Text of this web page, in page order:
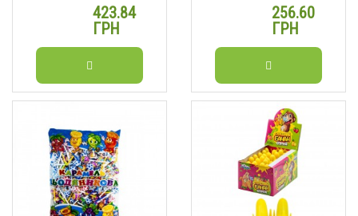
423.84
ГРН
256.60
ГРН